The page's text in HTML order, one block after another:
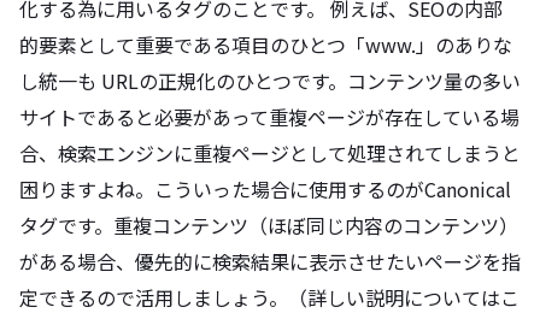
化する為に用いるタグのことです。 例えば、SEOの内部
的要素として重要である項目のひとつ「www.」のありな
し統一も URLの正規化のひとつです。コンテンツ量の多い
サイトであると必要があって重複ページが存在している場
合、検索エンジンに重複ページとして処理されてしまうと
困りますよね。こういった場合に使用するのがCanonical
タグです。重複コンテンツ（ほぼ同じ内容のコンテンツ）
がある場合、優先的に検索結果に表示させたいページを指
定できるので活用しましょう。（詳しい説明についてはこ